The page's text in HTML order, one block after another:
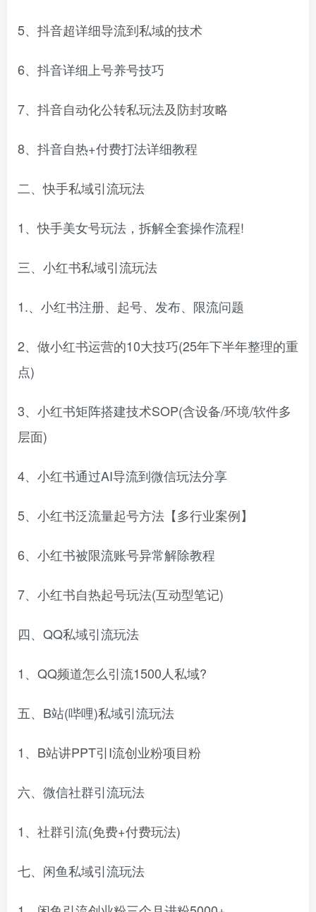
5、抖音超详细导流到私域的技术
6、抖音详细上号养号技巧
7、抖音自动化公转私玩法及防封攻略
8、抖音自热+付费打法详细教程
二、快手私域引流玩法
1、快手美女号玩法，拆解全套操作流程!
三、小红书私域引流玩法
1.、小红书注册、起号、发布、限流问题
2、做小红书运营的10大技巧(25年下半年整理的重
点)
3、小红书矩阵搭建技术SOP(含设备/环境/软件多
层面)
4、小红书通过AI导流到微信玩法分享
5、小红书泛流量起号方法【多行业案例】
6、小红书被限流账号异常解除教程
7、小红书自热起号玩法(互动型笔记)
四、QQ私域引流玩法
1、QQ频道怎么引流1500人私域?
五、B站(哔哩)私域引流玩法
1、B站讲PPT引I流创业粉项目粉
六、微信社群引流玩法
1、社群引流(免费+付费玩法)
七、闲鱼私域引流玩法